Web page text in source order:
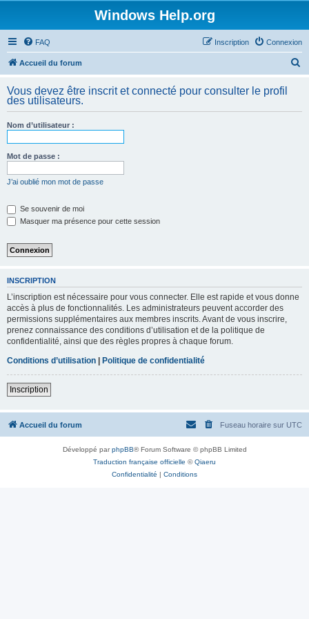
Windows Help.org
FAQ Connexion
Inscription
Accueil du forum
h
Vous devez être inscrit et connecté pour consulter le profil
des utilisateurs.
Nom d’utilisateur :
Mot de passe :
J’ai oublié mon mot de passe
Se souvenir de moi
Masquer ma présence pour cette session
INSCRIPTION
L’inscription est nécessaire pour vous connecter. Elle est rapide et vous donne
accès à plus de fonctionnalités. Les administrateurs peuvent accorder des
permissions supplémentaires aux membres inscrits. Avant de vous inscrire,
prenez connaissance des conditions d’utilisation et de la politique de
confidentialité, ainsi que des règles propres à chaque forum.
Conditions d’utilisation | Politique de confidentialité
Inscription
Accueil du forum Fuseau horaire sur UTC
Développé parphpBB® Forum Software © phpBB Limited
Traduction française officielle ©Qiaeru
Confidentialité | Conditions